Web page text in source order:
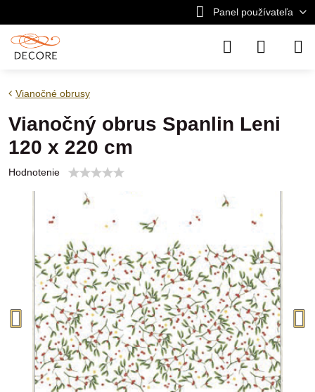
Panel používateľa
Vianočné obrusy
Vianočný obrus Spanlin Leni
120 x 220 cm
Hodnotenie